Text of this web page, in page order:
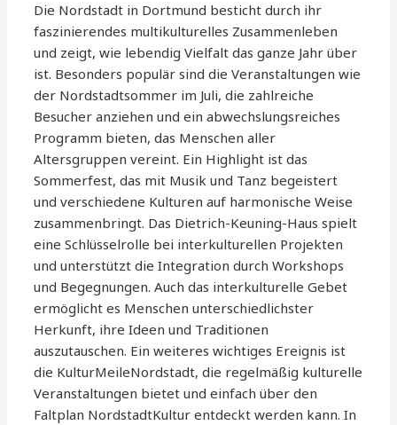
Die Nordstadt in Dortmund besticht durch ihr
faszinierendes multikulturelles Zusammenleben
und zeigt, wie lebendig Vielfalt das ganze Jahr über
ist. Besonders populär sind die Veranstaltungen wie
der Nordstadtsommer im Juli, die zahlreiche
Besucher anziehen und ein abwechslungsreiches
Programm bieten, das Menschen aller
Altersgruppen vereint. Ein Highlight ist das
Sommerfest, das mit Musik und Tanz begeistert
und verschiedene Kulturen auf harmonische Weise
zusammenbringt. Das Dietrich-Keuning-Haus spielt
eine Schlüsselrolle bei interkulturellen Projekten
und unterstützt die Integration durch Workshops
und Begegnungen. Auch das interkulturelle Gebet
ermöglicht es Menschen unterschiedlichster
Herkunft, ihre Ideen und Traditionen
auszutauschen. Ein weiteres wichtiges Ereignis ist
die KulturMeileNordstadt, die regelmäßig kulturelle
Veranstaltungen bietet und einfach über den
Faltplan NordstadtKultur entdeckt werden kann. In